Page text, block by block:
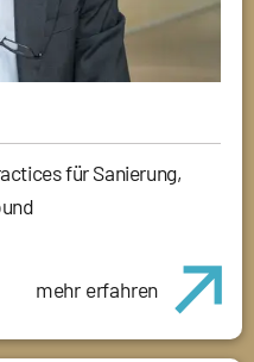
für Sanierung,
mehr erfahren